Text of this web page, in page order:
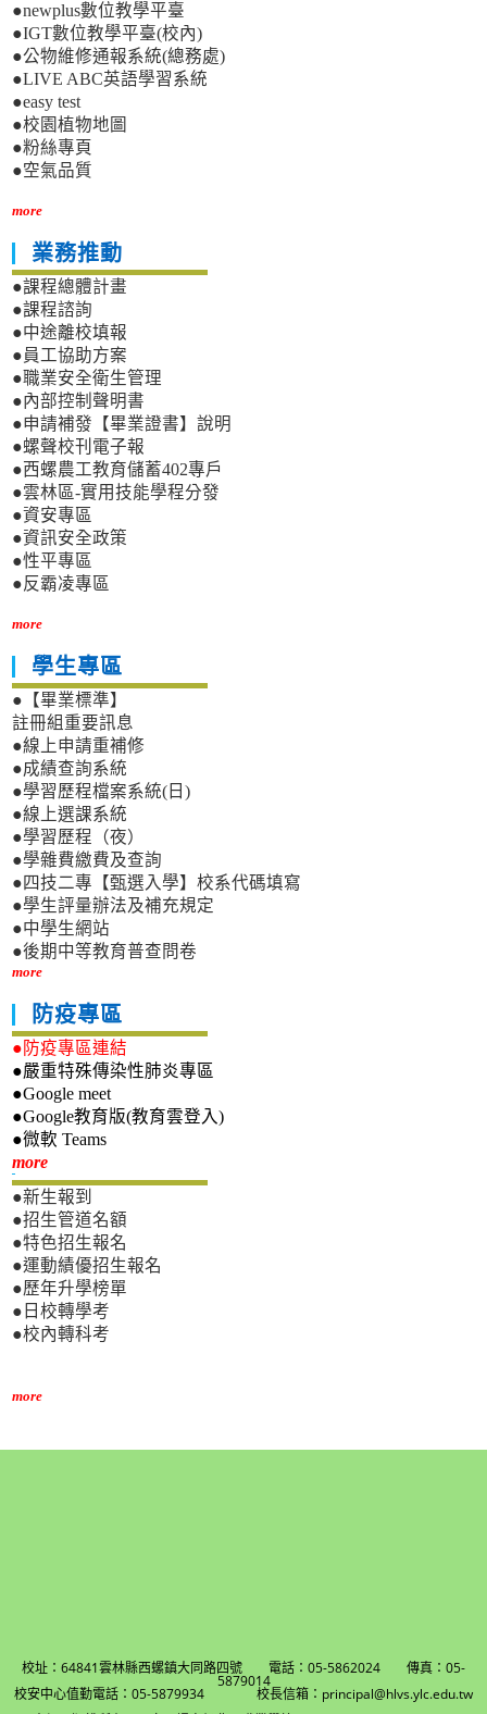
●newplus數位教學平臺
●IGT數位教學平臺(校內)
●公物維修通報系統(總務處)
●LIVE ABC英語學習系統
●easy test
●校園植物地圖
●粉絲專頁
●空氣品質
more
業務推動
●課程總體計畫
●課程諮詢
●中途離校填報
●員工協助方案
●職業安全衛生管理
●內部控制聲明書
●申請補發【畢業證書】說明
●螺聲校刊電子報
●西螺農工教育儲蓄402專戶
●雲林區-實用技能學程分發
●資安專區
●資訊安全政策
●性平專區
●反霸凌專區
more
學生專區
●【畢業標準】
註冊組重要訊息
●線上申請重補修
●成績查詢系統
●學習歷程檔案系統(日)
●線上選課系統
●學習歷程（夜）
●學雜費繳費及查詢
●四技二專【甄選入學】校系代碼填寫
●學生評量辦法及補充規定
●中學生網站
●後期中等教育普查問卷
more
防疫專區
●防疫專區連結
●嚴重特殊傳染性肺炎專區
●Google meet
●Google教育版(教育雲登入)
●微軟 Teams
more新生專區
●新生報到
●招生管道名額
●特色招生報名
●運動績優招生報名
●歷年升學榜單
●日校轉學考
●校內轉科考
more
校址：64841雲林縣西螺鎮大同路四號 電話：05-5862024 傳真：05-
5879014
校安中心值勤電話：05-5879934 校長信箱：principal@hlvs.ylc.edu.tw